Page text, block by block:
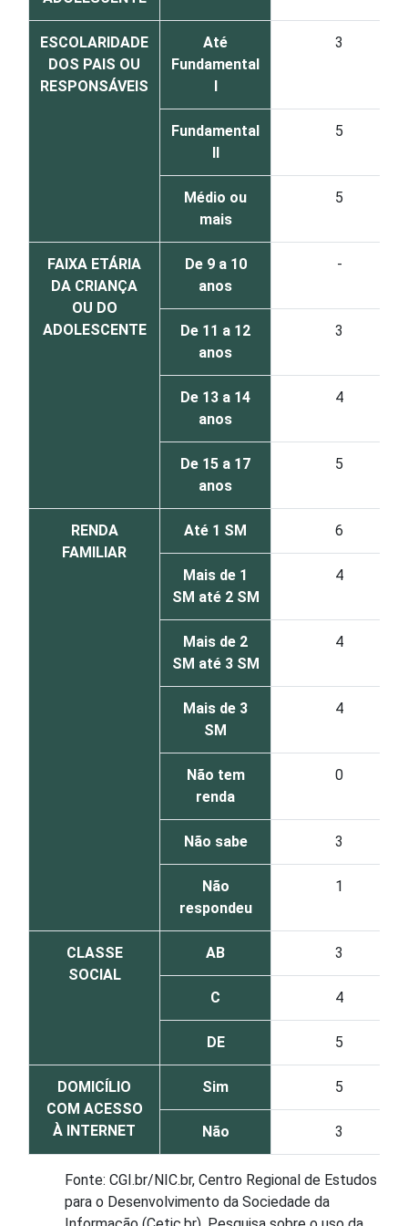
ESCOLARIDADE
DOS PAIS OU
RESPONSÁVEIS
Até
Fundamental
I
3
Fundamental
II
5
Médio ou
mais
5
FAIXA ETÁRIA
DA CRIANÇA
OU DO
ADOLESCENTE
De 9 a 10
anos
-
De 11 a 12
anos
3
De 13 a 14
anos
4
De 15 a 17
anos
5
RENDA
FAMILIAR
Até 1 SM 6
Mais de 1
SM até 2 SM
4
Mais de 2
SM até 3 SM
4
Mais de 3
SM
4
Não tem
renda
0
Não sabe 3
Não
respondeu
1
CLASSE
SOCIAL
AB 3
C 4
DE 5
DOMICÍLIO
COM ACESSO
À INTERNET
Sim 5
Não 3
Fonte: CGI.br/NIC.br, Centro Regional de Estudos
para o Desenvolvimento da Sociedade da